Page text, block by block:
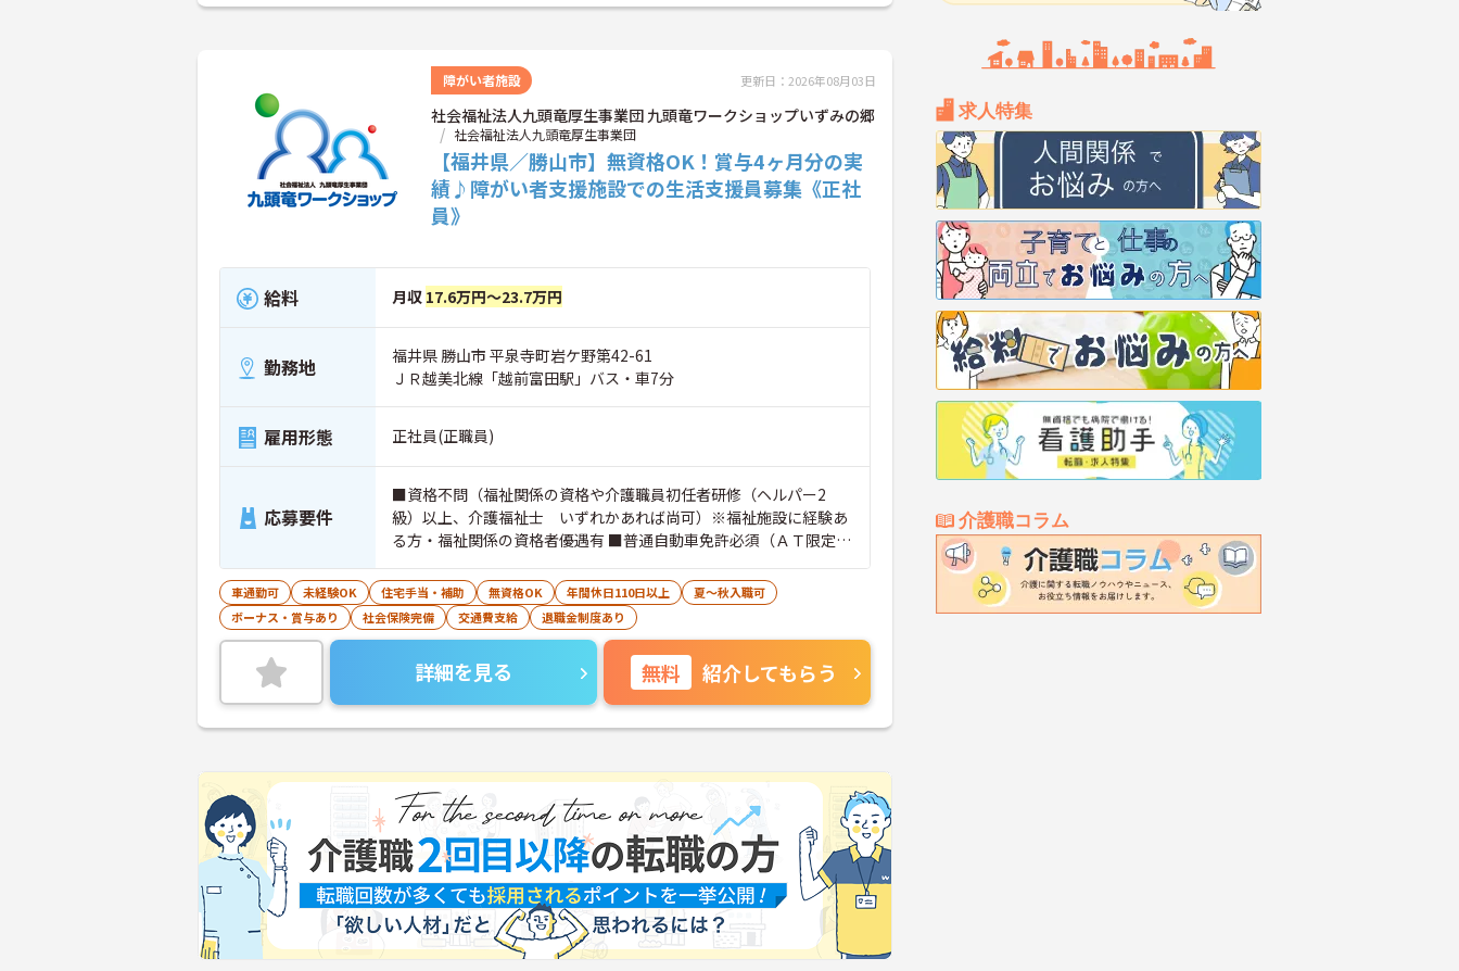
求人特集
介護職コラム
障がい者施設 更新日：2026年08月03日
社会福祉法人九頭竜厚生事業団 九頭竜ワークショップいずみの郷
社会福祉法人九頭竜厚生事業団
【福井県／勝山市】無資格OK！賞与4ヶ月分の実
績♪障がい者支援施設での生活支援員募集《正社
員》
給料 月収 17.6万円～23.7万円
勤務地
福井県 勝山市 平泉寺町岩ケ野第42-61
ＪＲ越美北線「越前富田駅」バス・車7分
雇用形態 正社員(正職員)
応募要件
■資格不問（福祉関係の資格や介護職員初任者研修（ヘルパー2
級）以上、介護福祉士 いずれかあれば尚可）※福祉施設に経験あ
る方・福祉関係の資格者優遇有 ■普通自動車免許必須（ＡＴ限定
可） ■必要なＰＣスキル：専用のパソコンソフトを使用して記録を
行いますので、ワードを使用できる程度のスキルがあると良いです
車通勤可 未経験OK 住宅手当・補助 無資格OK 年間休日110日以上
夏～秋入職可
ボーナス・賞与あり
社会保険完備 交通費支給 退職金制度あり
詳細を見る 無料 紹介してもらう